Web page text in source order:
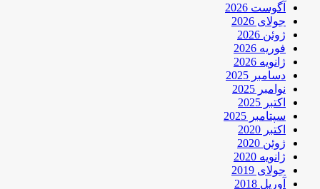
آگوست 2026
جولای 2026
ژوئن 2026
فوریه 2026
ژانویه 2026
دسامبر 2025
نوامبر 2025
اکتبر 2025
سپتامبر 2025
اکتبر 2020
ژوئن 2020
ژانویه 2020
جولای 2019
آوریل 2018